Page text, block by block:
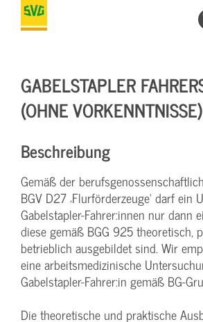
GABELSTAPLER
(OHNE
Beschreibung
Gemäß der
BGV D27 ‚Flurförderzeuge‘ darf ein
Gabelstapler-Fahrer:innen nur dann
diese gemäß BGG 925 theoretisch,
betrieblich ausgebildet sind. Wir
eine arbeitsmedizinische
Gabelstapler-Fahrer:in gemäß BG-
Die theoretische und praktische